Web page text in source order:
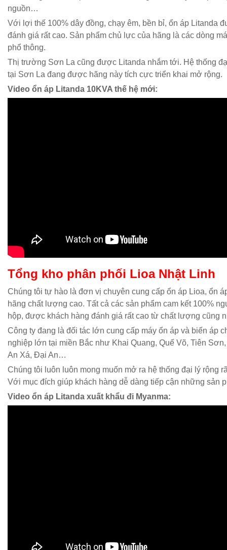
nguồn…
Với lợi thế 100% dây đồng, chạy êm, bền bỉ, ổn áp Litanda
đánh giá rất cao. Sản phẩm chủ lực của hãng là các dòng
phổ thông.
Thị trường Sơn La cũng được Litanda nhắm tới. Hệ thống
tại Sơn La đang được hãng này tích cực triển khai mở rộng.
Video ổn áp Litanda 10KVA thế hệ mới:
Tổng kho phân phối Lioa Nhật Linh
Chúng tôi tự hào là đơn vị chuyên cung cấp ổn áp Lioa, ổn
hãng chất lượng cao. Tất cả các sản phẩm cam kết 100%
hộp, được khách hàng đánh giá rất cao từ chất lượng cũng
Công ty đang là đối tác lớn cung cấp máy ổn áp và biến áp
nghiệp lớn tại miền Bắc như Khai Quang, Quế Võ, Tiên
An Xá, Đại An…
Chúng tôi luôn luôn mong muốn mở ra hệ thống đại lý rộng
Với mục đích giúp khách hàng dễ dàng tiếp cận những sản
Video ổn áp Litanda xuất khẩu đi Myanma: